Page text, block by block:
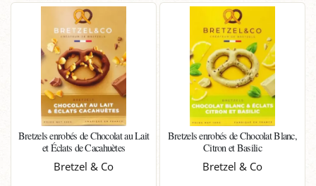
Bretzels enrobés de Chocolat au Lait
et Éclats de Cacahuètes
Bretzel & Co
Bretzels enrobés de Chocolat Blanc,
Citron et Basilic
Bretzel & Co